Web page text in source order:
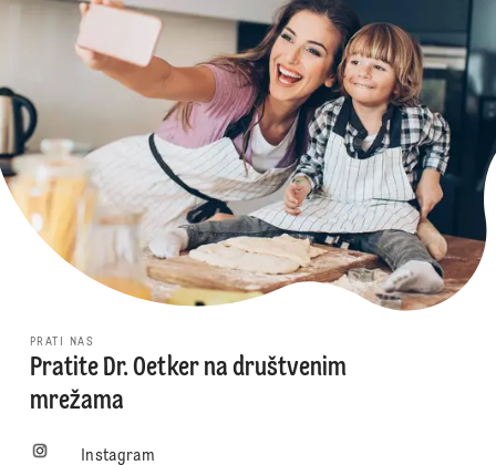
PRATI NAS
Pratite Dr. Oetker na društvenim
mrežama
Instagram